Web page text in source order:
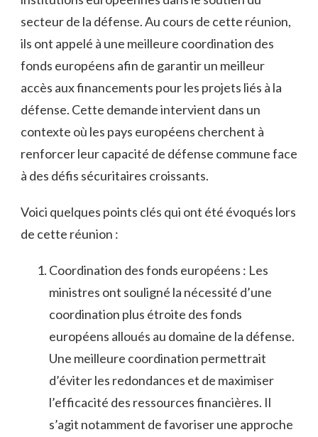
secteur de la défense. Au cours de ‌cette réunion,​
ils ont appelé​ à une meilleure coordination des
‍fonds européens afin de garantir ⁢un meilleur
accès​ aux financements⁤ pour les projets liés à la
défense. Cette demande intervient dans un
contexte où les pays européens cherchent à
renforcer leur capacité de défense commune face
à des défis sécuritaires croissants.
Voici quelques points ⁤clés qui ont été évoqués lors
de cette ⁣réunion :
Coordination des fonds européens : Les
ministres ont ⁣souligné la‍ nécessité‌ d’une
coordination plus étroite des fonds
européens alloués au domaine de la ⁢défense.
Une ​meilleure​ coordination permettrait
d’éviter les⁤ redondances et⁤ de maximiser
l’efficacité des ressources financières. Il
s’agit notamment de favoriser une approche‍